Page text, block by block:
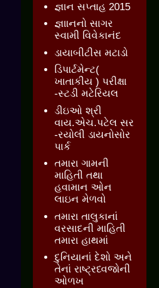
જ્ઞાન સપ્તાહ 2015
જ્ઞાાનનો સાગર
સ્વામી વિવેકાનંદ
ડાયાબીટીસ મટાડો
ડિપાર્ટમેન્ટ(
ખાતાકીય ) પરીક્ષા
-સ્ટડી મટેરિયલ
ડીઇઓ શ્રી
વાય.એચ.પટેલ સર
-રયોલી ડાયનોસોર
પાર્ક
તમારા ગામની
માહિતી તથા
હવામાન ઓન
લાઇન મેળવો
તમારા તાલુકાનાં
વરસાદની માહિતી
તમારા હાથમાં
દુનિયાનાં દેશો અને
તેનાં રાષ્ટ્રધ્વજોની
ઓળખ